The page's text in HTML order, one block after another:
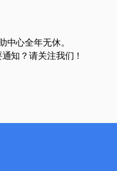
心全年无休。
知？请关注我们！